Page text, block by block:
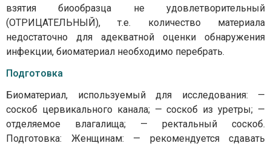
взятия биообразца не удовлетворительный
(ОТРИЦАТЕЛЬНЫЙ), т.е. количество материала
недостаточно для адекватной оценки обнаружения
инфекции, биоматериал необходимо перебрать.
Подготовка
Биоматериал, используемый для исследования: —
соскоб цервикального канала; — соскоб из уретры; —
отделяемое влагалища; — ректальный соскоб.
Подготовка: Женщинам: — рекомендуется сдавать